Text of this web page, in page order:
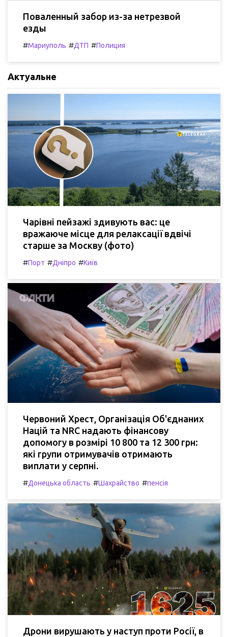
Поваленный забор из-за нетрезвой
езды
#Мариуполь #ДТП #Полиция
Актуальне
Чарівні пейзажі здивують вас: це
вражаюче місце для релаксації вдвічі
старше за Москву (фото)
#Порт #Дніпро #Київ
Червоний Хрест, Організація Об'єднаних
Націй та NRC надають фінансову
допомогу в розмірі 10 800 та 12 300 грн:
які групи отримувачів отримають
виплати у серпні.
#Донецька область #Шахрайство #пенсія
Дрони вирушають у наступ проти Росії, в